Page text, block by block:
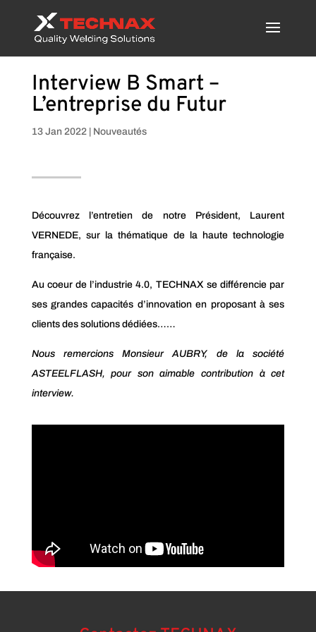
Interview B Smart –
L’entreprise du Futur
13 Jan 2022| Nouveautés
Découvrez l’entretien de notre Président, Laurent
VERNEDE, sur la thématique de la haute technologie
française.
Au coeur de l’industrie 4.0, TECHNAX se différencie par
ses grandes capacités d’innovation en proposant à ses
clients des solutions dédiées……
Nous remercions Monsieur AUBRY, de la société
ASTEELFLASH, pour son aimable contribution à cet
interview.